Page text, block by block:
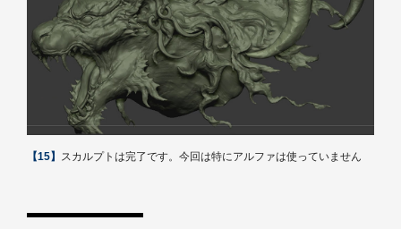
【15】 スカルプトは完了です。今回は特にアルファは使っていません